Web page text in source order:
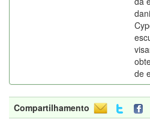
de
Compartilhamento